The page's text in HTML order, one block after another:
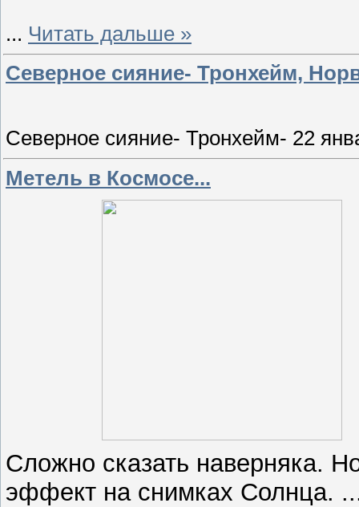
... Читать дальше »
Северное сияние- Тронхейм,
Северное сияние- Тронхейм- 22
Метель в Космосе...
Сложно сказать наверняка.
эффект на снимках Солнца.